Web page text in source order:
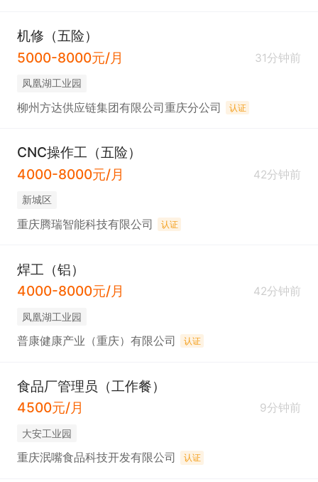
机修（五险）
5000-8000元/月
31分钟前
凤凰湖工业园
柳州方达供应链集团有限公司重庆分公司 认证
CNC操作工（五险）
4000-8000元/月
42分钟前
新城区
重庆腾瑞智能科技有限公司 认证
焊工（铝）
4000-8000元/月
42分钟前
凤凰湖工业园
普康健康产业（重庆）有限公司 认证
食品厂管理员（工作餐）
4500元/月
9分钟前
大安工业园
重庆泯嘴食品科技开发有限公司 认证